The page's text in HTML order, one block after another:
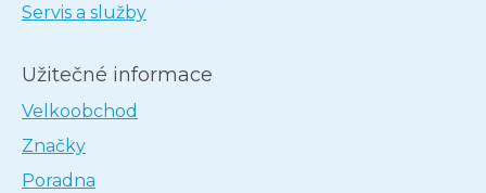
Servis a služby
Užitečné informace
Velkoobchod
Značky
Poradna